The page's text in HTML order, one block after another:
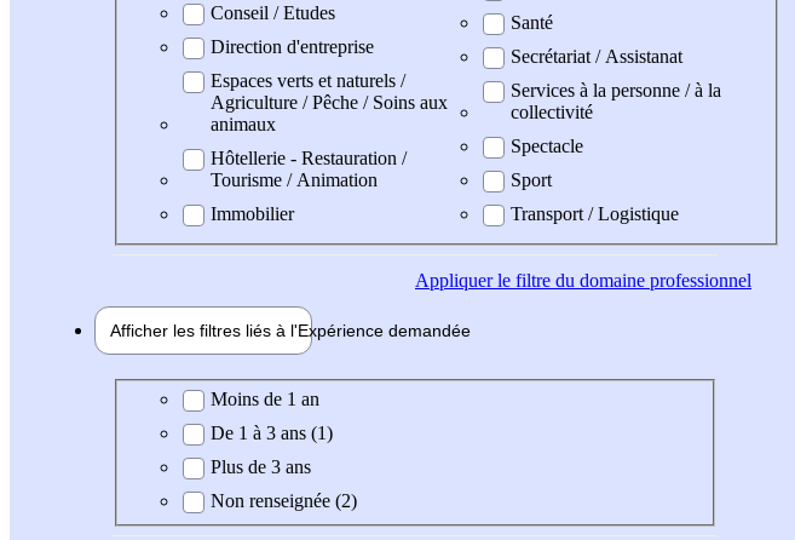
Conseil / Etudes
Direction d'entreprise
Espaces verts et naturels /
Agriculture / Pêche / Soins aux
animaux
Hôtellerie - Restauration /
Tourisme / Animation
Immobilier
Santé
Secrétariat / Assistanat
Services à la personne / à la
collectivité
Spectacle
Sport
Transport / Logistique
Appliquerle filtre du domaine professionnel
Afficher les filtres liés à l'Expérience demandée
Expérience demandée
Moins de 1 an
De 1 à 3 ans (1)
Plus de 3 ans
Non renseignée (2)